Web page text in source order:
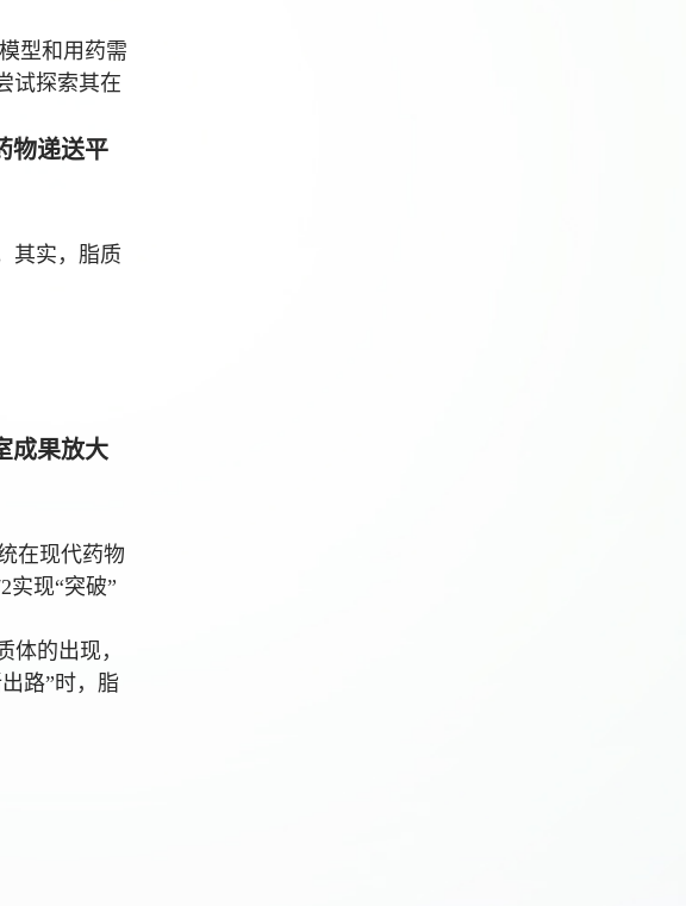
型和用药需
试探索其在
物递送平
其实，脂质
成果放大
在现代药物
实现“突破”
的出现，
路”时，脂